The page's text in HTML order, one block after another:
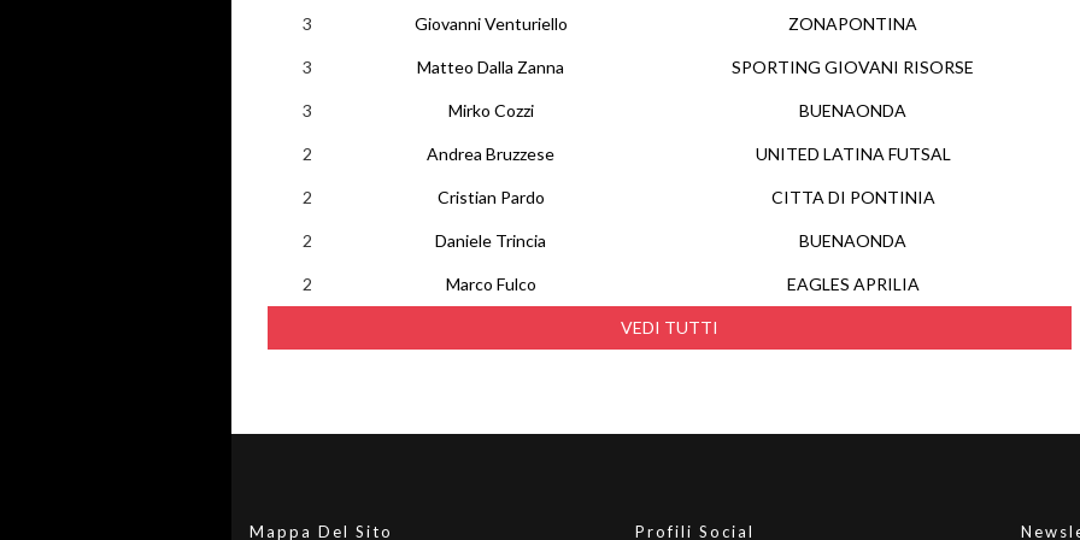
VEDI TUTTI
3 Giovanni Venturiello ZONAPONTINA
3 Matteo Dalla Zanna SPORTING GIOVANI RISORSE
3 Mirko Cozzi BUENAONDA
2 Andrea Bruzzese UNITED LATINA FUTSAL
2 Cristian Pardo CITTA DI PONTINIA
2 Daniele Trincia BUENAONDA
2 Marco Fulco EAGLES APRILIA
Mappa Del Sito Profili Social